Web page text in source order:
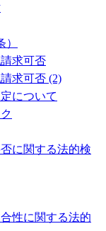
求可否
求可否 (2)
について
に関する法的検
性に関する法的